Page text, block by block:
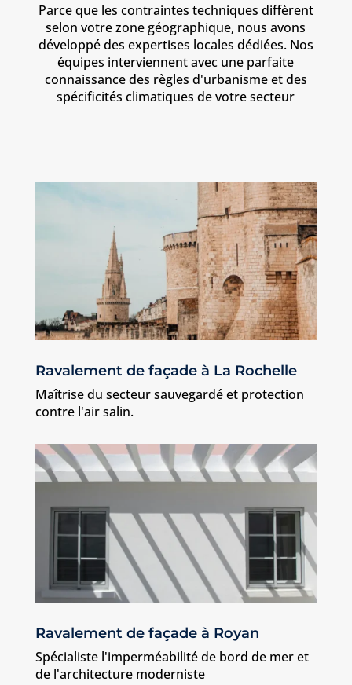
Parce que les contraintes techniques diffèrent
selon votre zone géographique, nous avons
développé des expertises locales dédiées. Nos
équipes interviennent avec une parfaite
connaissance des règles d'urbanisme et des
spécificités climatiques de votre secteur
Ravalement de façade à La Rochelle
Maîtrise du secteur sauvegardé et protection
contre l'air salin.
Ravalement de façade à Royan
Spécialiste l'imperméabilité de bord de mer et
de l'architecture moderniste